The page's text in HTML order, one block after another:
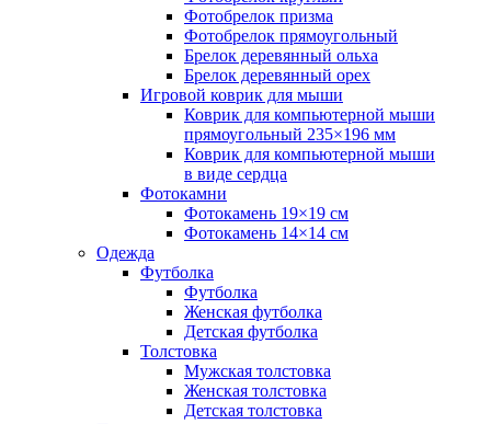
Фотобрелок призма
Фотобрелок прямоугольный
Брелок деревянный ольха
Брелок деревянный орех
Игровой коврик для мыши
Коврик для компьютерной мыши
прямоугольный 235×196 мм
Коврик для компьютерной мыши
в виде сердца
Фотокамни
Фотокамень 19×19 см
Фотокамень 14×14 см
Одежда
Футболка
Футболка
Женская футболка
Детская футболка
Толстовка
Мужская толстовка
Женская толстовка
Детская толстовка